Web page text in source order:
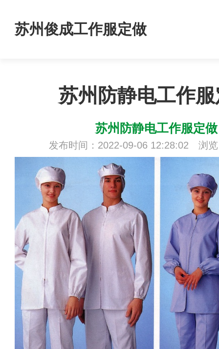
苏州俊成工作服定做
苏州防静电工作
苏州防静电工作服定做
发布时间：2022-09-06 12:28:02 浏览